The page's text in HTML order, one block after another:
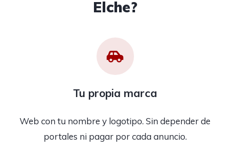
Elche?
Tu propia marca
Web con tu nombre y logotipo. Sin depender de
portales ni pagar por cada anuncio.